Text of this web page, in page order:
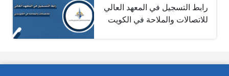
رابط التسجيل في المعهد العالي
للاتصالات والملاحة في الكويت